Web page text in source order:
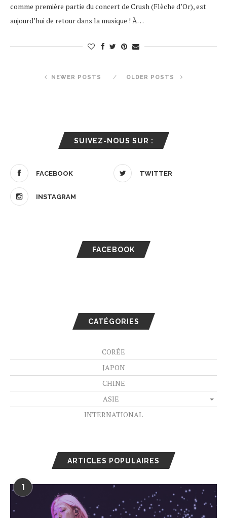
comme première partie du concert de Crush (Flèche d’Or), est
aujourd’hui de retour dans la musique ! À…
NEWER POSTS OLDER POSTS
SUIVEZ-NOUS SUR :
FACEBOOK TWITTER
INSTAGRAM
FACEBOOK
CATÉGORIES
CORÉE
JAPON
CHINE
ASIE
INTERNATIONAL
ARTICLES POPULAIRES
1